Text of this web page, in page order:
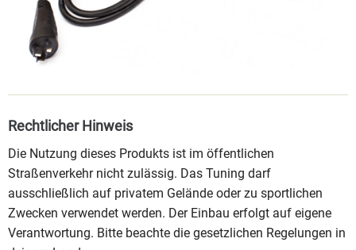
Rechtlicher Hinweis
Die Nutzung dieses Produkts ist im öffentlichen
Straßenverkehr nicht zulässig. Das Tuning darf
ausschließlich auf privatem Gelände oder zu sportlichen
Zwecken verwendet werden. Der Einbau erfolgt auf eigene
Verantwortung. Bitte beachte die gesetzlichen Regelungen in